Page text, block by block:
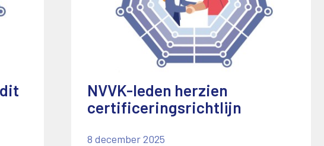
NVVK-leden herzien
certificeringsrichtlijn
8 december 2025